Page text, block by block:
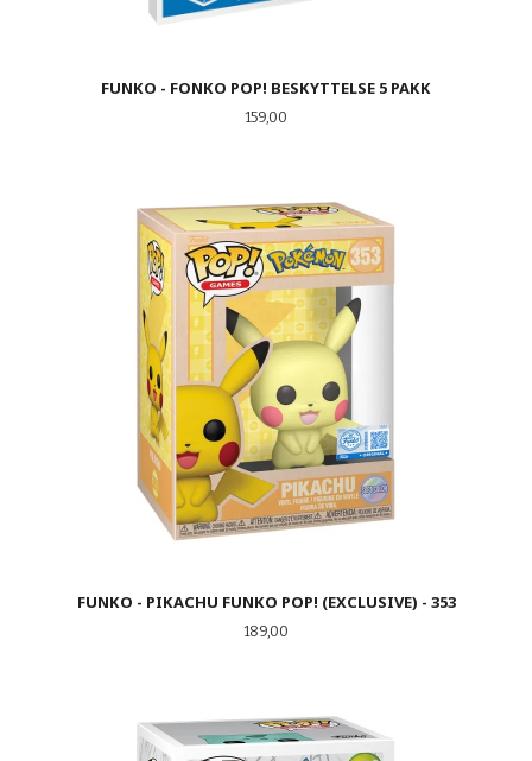
FUNKO - FONKO POP! BESKYTTELSE 5 PAKK
Pris
159,00
FUNKO - PIKACHU FUNKO POP! (EXCLUSIVE) - 353
Pris
189,00